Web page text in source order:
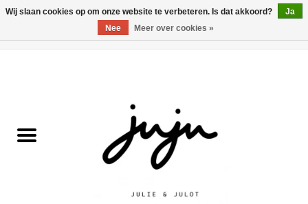
Kledij jongens
Wij slaan cookies op om onze website te verbeteren. Is dat akkoord?
Ja
Nee
Meer over cookies »